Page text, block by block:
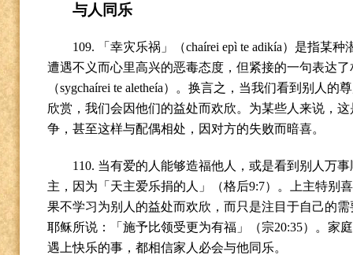
与人同乐
109. 「幸灾乐祸」（chaírei epì te adikía）是指某种
遭遇不义而心里高兴的恶毒态度，但紧接的一句表达
（sygchaírei te aletheía）。换言之，当我们看到别人的
欣赏，我们会因他们的益处而欢欣。为某些人来说，
争，甚至这样与配偶相处，因对方的失败而暗喜。
110. 当有爱的人能够造福他人，或是看到别人万
主，因为「天主爱乐捐的人」（格后9:7）。上主特别
果不学习为别人的益处而欢欣，而只是注目于自己的
耶稣所说：「施予比领受更为有福」（宗20:35）。家
遇上快乐的事，都相信家人必会与他同乐。